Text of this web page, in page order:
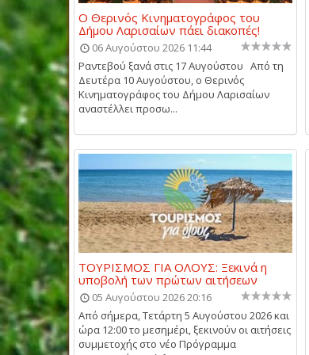
Ο Θερινός Κινηματογράφος του
Δήμου Λαρισαίων πάει διακοπές!
06 Αυγούστου 2026 11:44
Ραντεβού ξανά στις 17 Αυγούστου Από τη
Δευτέρα 10 Αυγούστου, ο Θερινός
Κινηματογράφος του Δήμου Λαρισαίων
αναστέλλει προσω...
ΤΟΥΡΙΣΜΟΣ ΓΙΑ ΟΛΟΥΣ: Ξεκινά η
υποβολή των πρώτων αιτήσεων
05 Αυγούστου 2026 20:16
Από σήμερα, Τετάρτη 5 Αυγούστου 2026 και
ώρα 12:00 το μεσημέρι, ξεκινούν οι αιτήσεις
συμμετοχής στο νέο Πρόγραμμα